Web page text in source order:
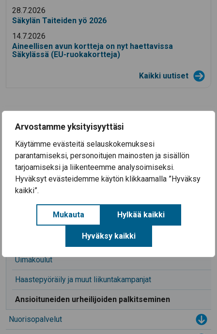
Arvostamme yksityisyyttäsi
Käytämme evästeitä selauskokemuksesi
parantamiseksi, personoitujen mainosten ja sisällön
tarjoamiseksi ja liikenteemme analysoimiseksi.
Hyväksyt evästeidemme käytön klikkaamalla ”Hyväksy
kaikki”.
Mukauta Hylkää kaikki
Hyväksy kaikki
28.7.2026
Säkylän Taiteiden yö 2026
14.7.2026
Aineellisen avun kortteja on nyt haettavissa
Säkylässä (EU-ruokakortteja)
Kaikki uutiset
Kulttuuri
Liikuntapalvelut
Toggle menu
Liikunta-alueet ja toiminta
Liikuntaneuvonta
Uimakoulut
Haastepyöräily ja muut liikuntakampanjat
Ansioituneiden urheilijoiden palkitseminen
Nuorisopalvelut